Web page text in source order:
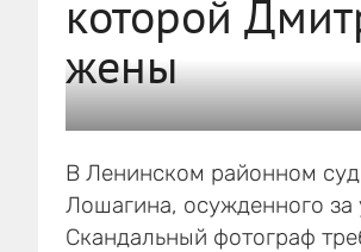
которой
жены
В Ленинском районном
Лошагина, осужденного
Скандальный фотограф